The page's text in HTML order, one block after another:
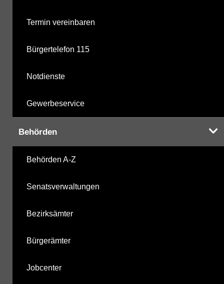
Termin vereinbaren
Bürgertelefon 115
Notdienste
Gewerbeservice
Behörden
Behörden A-Z
Senatsverwaltungen
Bezirksämter
Bürgerämter
Jobcenter